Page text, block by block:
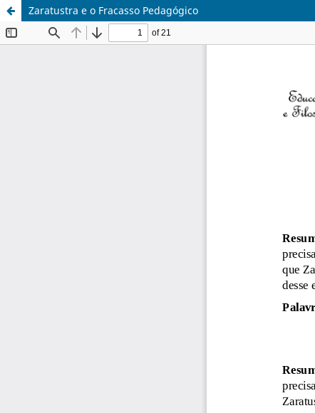
Zaratustra e o Fracasso Pedagógico